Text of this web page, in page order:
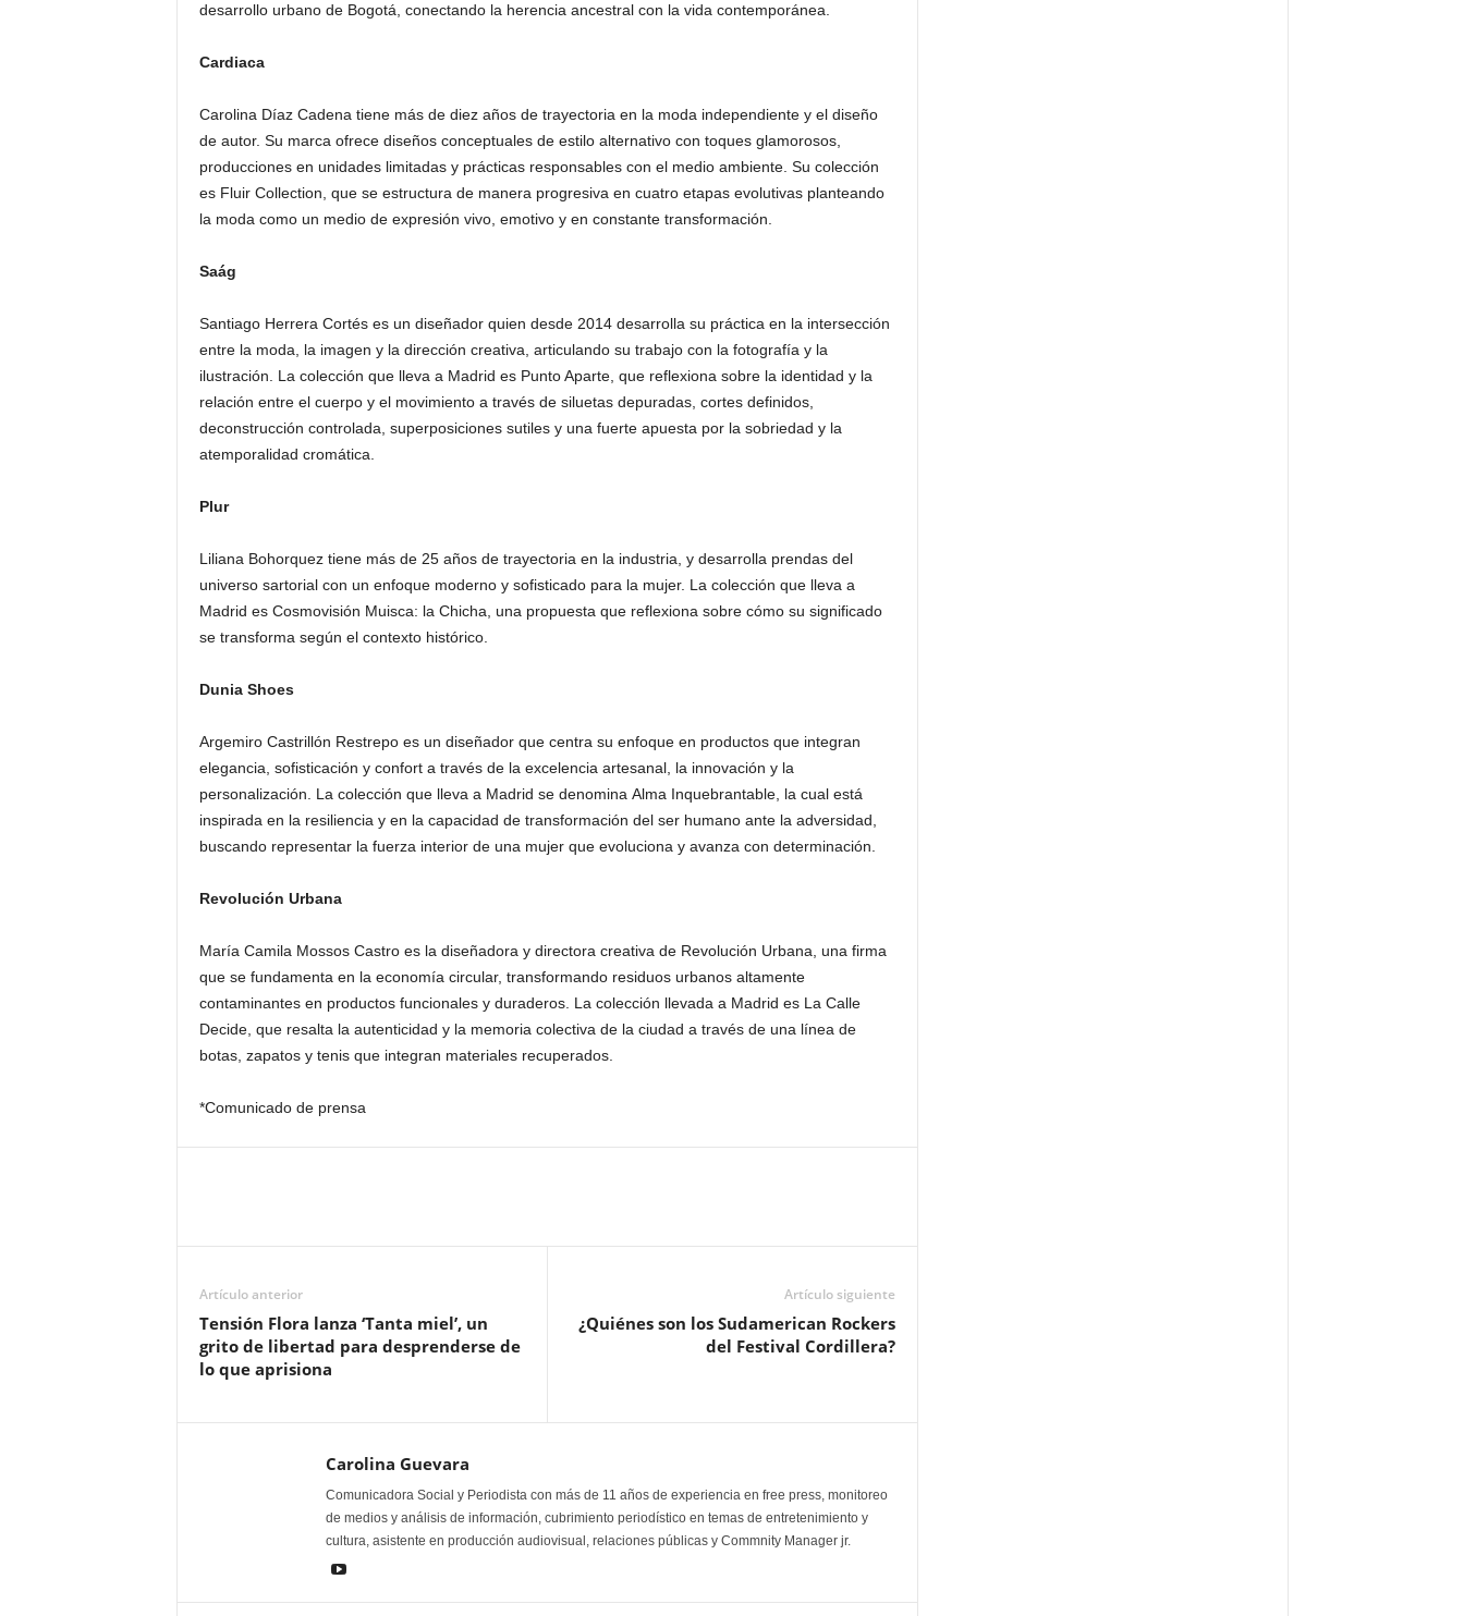
desarrollo urbano de Bogotá, conectando la herencia ancestral con la vida contemporánea.
Cardiaca
Carolina Díaz Cadena tiene más de diez años de trayectoria en la moda independiente y el diseño
de autor. Su marca ofrece diseños conceptuales de estilo alternativo con toques glamorosos,
producciones en unidades limitadas y prácticas responsables con el medio ambiente. Su colección
es Fluir Collection, que se estructura de manera progresiva en cuatro etapas evolutivas planteando
la moda como un medio de expresión vivo, emotivo y en constante transformación.
Saág
Santiago Herrera Cortés es un diseñador quien desde 2014 desarrolla su práctica en la intersección
entre la moda, la imagen y la dirección creativa, articulando su trabajo con la fotografía y la
ilustración. La colección que lleva a Madrid es Punto Aparte, que reflexiona sobre la identidad y la
relación entre el cuerpo y el movimiento a través de siluetas depuradas, cortes definidos,
deconstrucción controlada, superposiciones sutiles y una fuerte apuesta por la sobriedad y la
atemporalidad cromática.
Plur
Liliana Bohorquez tiene más de 25 años de trayectoria en la industria, y desarrolla prendas del
universo sartorial con un enfoque moderno y sofisticado para la mujer. La colección que lleva a
Madrid es Cosmovisión Muisca: la Chicha, una propuesta que reflexiona sobre cómo su significado
se transforma según el contexto histórico.
Dunia Shoes
Argemiro Castrillón Restrepo es un diseñador que centra su enfoque en productos que integran
elegancia, sofisticación y confort a través de la excelencia artesanal, la innovación y la
personalización. La colección que lleva a Madrid se denomina Alma Inquebrantable, la cual está
inspirada en la resiliencia y en la capacidad de transformación del ser humano ante la adversidad,
buscando representar la fuerza interior de una mujer que evoluciona y avanza con determinación.
Revolución Urbana
María Camila Mossos Castro es la diseñadora y directora creativa de Revolución Urbana, una firma
que se fundamenta en la economía circular, transformando residuos urbanos altamente
contaminantes en productos funcionales y duraderos. La colección llevada a Madrid es La Calle
Decide, que resalta la autenticidad y la memoria colectiva de la ciudad a través de una línea de
botas, zapatos y tenis que integran materiales recuperados.
*Comunicado de prensa
Artículo anterior
Tensión Flora lanza ‘Tanta miel’, un
grito de libertad para desprenderse de
lo que aprisiona
Artículo siguiente
¿Quiénes son los Sudamerican Rockers
del Festival Cordillera?
Carolina Guevara
Comunicadora Social y Periodista con más de 11 años de experiencia en free press, monitoreo
de medios y análisis de información, cubrimiento periodístico en temas de entretenimiento y
cultura, asistente en producción audiovisual, relaciones públicas y Commnity Manager jr.